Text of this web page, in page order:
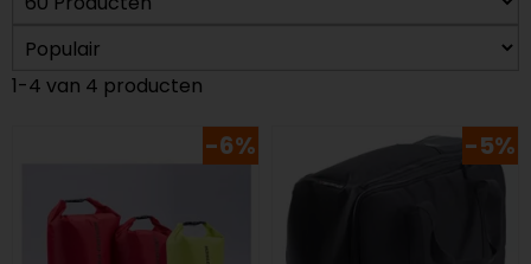
1-4 van 4 producten
-6% -5%